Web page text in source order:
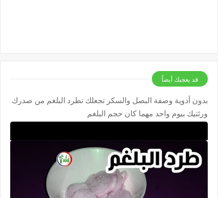
قد يعجبك أيضاً
بدون أدوية وصفة البصل والسكر تجعلك تطرد البلغم من صدرك
ورئتيك بيوم واحد مهما كان حجم البلغم